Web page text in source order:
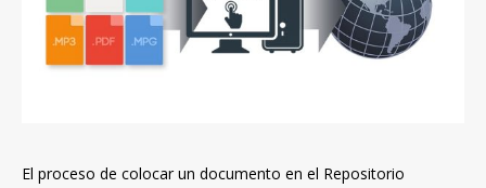
El proceso de colocar un documento en el Repositorio